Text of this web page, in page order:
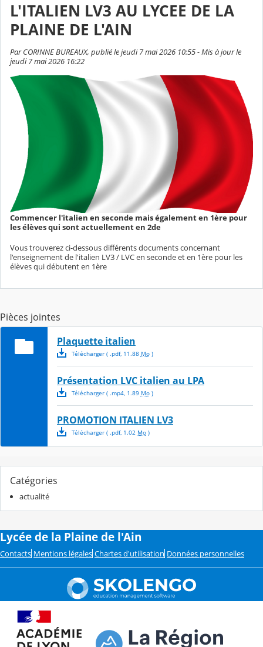
L'ITALIEN LV3 AU LYCEE DE LA
PLAINE DE L'AIN
Par CORINNE BUREAUX, publié le jeudi 7 mai 2026 10:55 - Mis à jour le
jeudi 7 mai 2026 16:22
Commencer l'italien en seconde mais également en 1ère pour
les élèves qui sont actuellement en 2de
Vous trouverez ci-dessous différents documents concernant
l'enseignement de l'italien LV3 / LVC en seconde et en 1ère pour les
élèves qui débutent en 1ère
Pièces jointes
Plaquette italien
Télécharger( .pdf, 11.88 Mo)
Présentation LVC italien au LPA
Télécharger( .mp4, 1.89 Mo)
PROMOTION ITALIEN LV3
Télécharger( .pdf, 1.02 Mo)
Catégories
actualité
Lycée de la Plaine de l'Ain
Contacts Mentions légales Chartes d'utilisation Données personnelles